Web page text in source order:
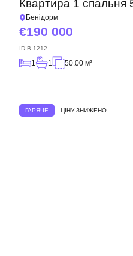
Квартира 1 спальня
Бенідорм
190 000
ID B-1212
1 1 50.00 м²
ГАРЯЧЕ ЦІНУ ЗНИЖЕНО